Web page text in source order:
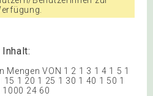
Mengen VON 1 2 1 3 1 4 1 5 1
15 1 20 1 25 1 30 1 40 1 50 1
1000 24 60